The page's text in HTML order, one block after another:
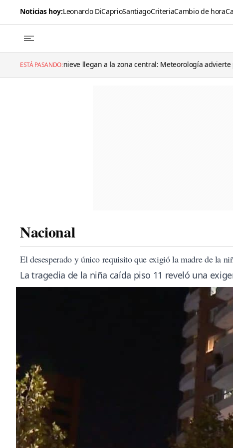
Noticias hoy:Leonardo DiCaprioSantiagoCriteriaCambio de hora
ESTÁ PASANDO:
nieve llegan a la zona central: Meteorología advierte por un “día clave”
Nacional
El desesperado y único requisito que exigió la madre de la
La tragedia de la niña caída piso 11 reveló una